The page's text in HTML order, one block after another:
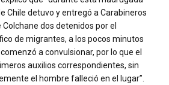
Chile detuvo y entregó a Carabineros
dos detenidos por el
de migrantes, a los pocos minutos
a convulsionar, por lo que el
auxilios correspondientes, sin
el hombre falleció en el lugar”.